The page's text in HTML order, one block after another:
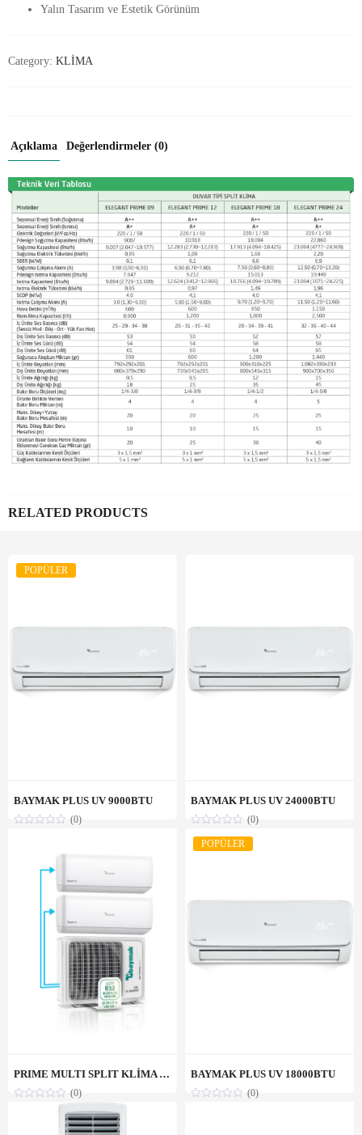
Yalın Tasarım ve Estetik Görünüm
Category: KLİMA
Açıklama Değerlendirmeler (0)
RELATED PRODUCTS
POPÜLER
BAYMAK PLUS UV 9000BTU
(0)
BAYMAK PLUS UV 24000BTU
(0)
PRIME MULTI SPLIT KLİMA 1X2
(0)
POPÜLER
BAYMAK PLUS UV 18000BTU
(0)